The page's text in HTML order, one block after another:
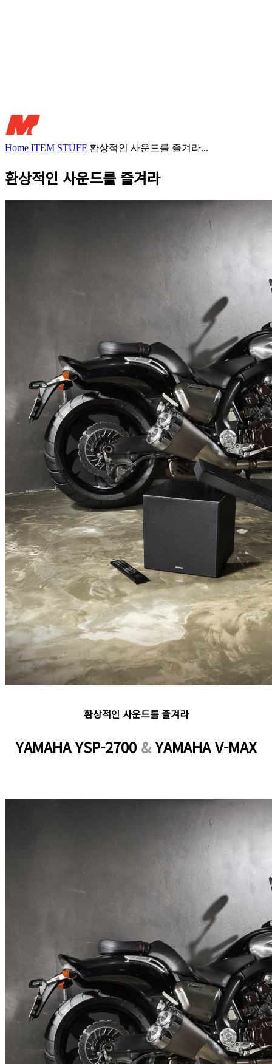
Home ITEM STUFF 환상적인 사운드를 즐겨라...
환상적인 사운드를 즐겨라
환상적인 사운드를 즐겨라
YAMAHA YSP-2700 &YAMAHA V-MAX